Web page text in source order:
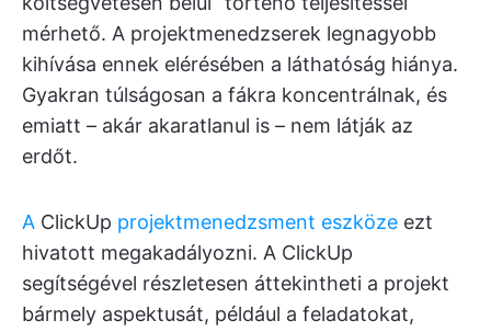
mérhető. A projektmenedzserek legnagyobb
kihívása ennek elérésében a láthatóság hiánya.
Gyakran túlságosan a fákra koncentrálnak, és
emiatt – akár akaratlanul is – nem látják az
erdőt.
A ClickUp projektmenedzsment eszköze ezt
hivatott megakadályozni. A ClickUp
segítségével részletesen áttekintheti a projekt
bármely aspektusát, például a feladatokat,